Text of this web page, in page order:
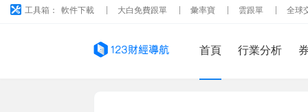
工具箱： 軟件下載 大白免費跟單 彙率寶 雲跟單 全球
首頁 行業分析